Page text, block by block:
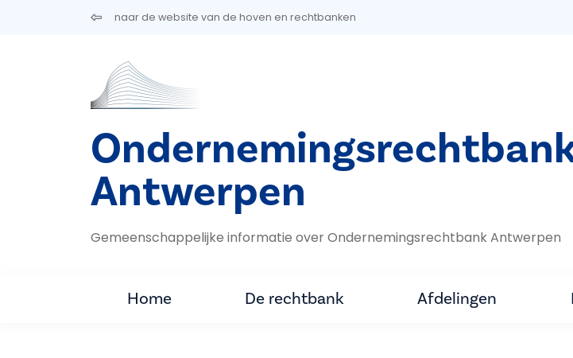
Overslaan en naar de inhoud gaannaar de website van de hoven en rechtbanken
Antwerpen
Gemeenschappelijke informatie over Ondernemings­rechtbank Antwerpen
Home De rechtbank Afdelingen